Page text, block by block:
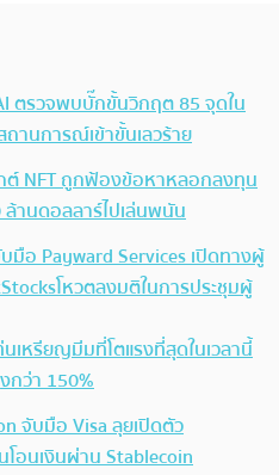
ตรวจพบบั๊กขั้นวิกฤต 85 จุดใน
านการณ์เข้าขั้นเลวร้าย
ต์ NFT ถูกฟ้องข้อหาหลอกลงทุน
ล้านดอลลาร์ไปเล่นพนัน
มือ Payward Services เปิดทางผู้
โหวตลงมติในการประชุมผู้
เหรียญมีมที่โตแรงที่สุดในเวลานี้
กว่า 150%
จับมือ Visa ลุยเปิดตัว
อนเงินผ่าน Stablecoin